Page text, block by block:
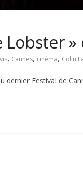
Lobster
, Cannes, cinéma, Colin
dernier Festival de